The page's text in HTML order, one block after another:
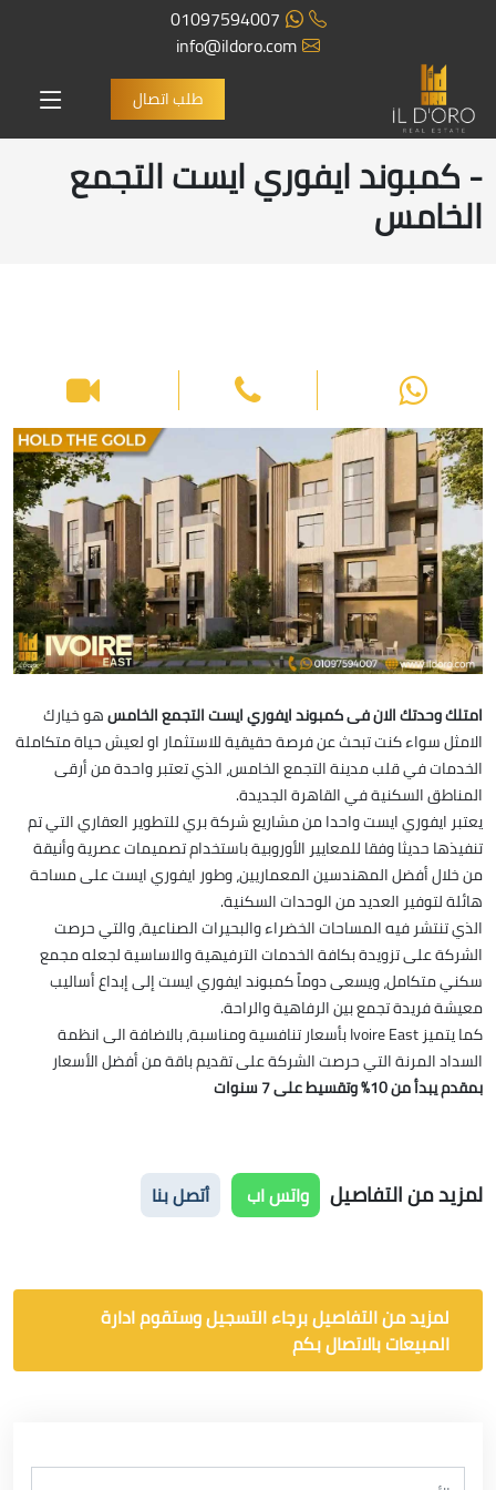
01097594007
info@ildoro.com
طلب اتصال
- كمبوند ايفوري ايست التجمع
الخامس
امتلك وحدتك الان فى كمبوند ايفوري ايست التجمع الخامسهو خيارك
الامثل سواء كنت تبحث عن فرصة حقيقية للاستثمار او لعيش حياة متكاملة
الخدمات في قلب مدينة التجمع الخامس، الذي تعتبر واحدة من أرقى
المناطق السكنية في القاهرة الجديدة.
يعتبر ايفوري ايست واحدا من مشاريع شركة بري للتطوير العقاري التي تم
تنفيذها حديثا وفقا للمعايير الأوروبية باستخدام تصميمات عصرية وأنيقة
من خلال أفضل المهندسين المعماريين، وطور ايفوري ايست على مساحة
هائلة لتوفير العديد من الوحدات السكنية.
الذي تنتشر فيه المساحات الخضراء والبحيرات الصناعية، والتي حرصت
الشركة على تزويدة بكافة الخدمات الترفيهية والاساسية لجعله مجمع
سكني متكامل، ويسعى دوماً كمبوند ايفوري ايست إلى إبداع أساليب
معيشة فريدة تجمع بين الرفاهية والراحة.
كما يتميز Ivoire East بأسعار تنافسية ومناسبة، بالاضافة الى انظمة
السداد المرنة التي حرصت الشركة على تقديم باقة من أفضل الأسعار
بمقدم يبدأ من 10% وتقسيط على 7 سنوات
لمزيد من التفاصيل واتس اب أتصل بنا
لمزيد من التفاصيل برجاء التسجيل وستقوم ادارة
المبيعات بالاتصال بكم